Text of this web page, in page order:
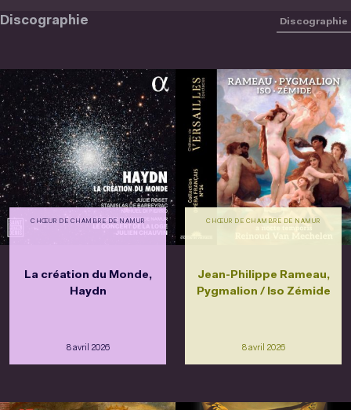
Discographie Discographie
CHŒUR DE CHAMBRE DE NAMUR
La création du Monde,
Haydn
8 avril 2026
CHŒUR DE CHAMBRE DE NAMUR
Jean-Philippe Rameau,
Pygmalion / Iso Zémide
8 avril 2026